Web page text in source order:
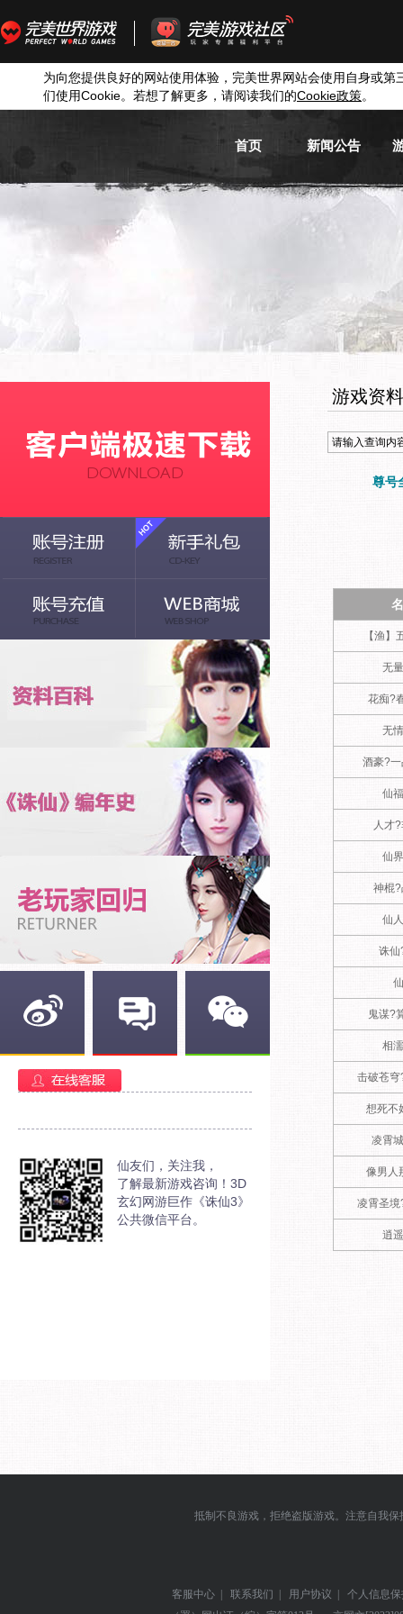
为向您提供良好的网站使用体验，完美世界网站会使用自身或第
们使用Cookie。若想了解更多，请阅读我们的Cookie政策。
首页 新闻公告
游戏新闻
活动信息
仙友们，关注我，
了解最新游戏咨询！3D
玄幻网游巨作《诛仙3》
公共微信平台。
游戏资料
尊号
【渔】
无
花痴?
无
酒豪?
仙
人才
仙
神棍
仙
诛仙
鬼谋?
相
击破苍
想死不
凌霄
像男人
凌霄圣
逍
抵制不良游戏，拒绝盗版游戏。注意自我
客服中心 | 联系我们 | 用户协议 |
个人信息